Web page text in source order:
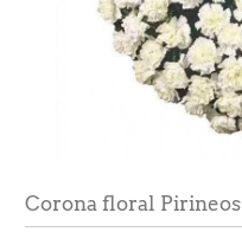
Corona floral Pirineos